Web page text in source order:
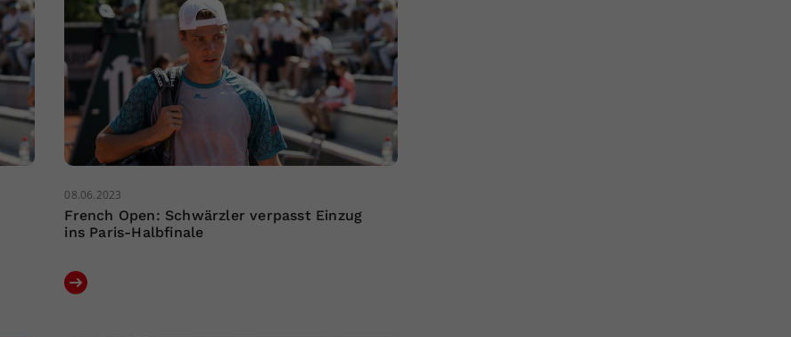
08.06.2023
French Open: Schwärzler verpasst Einzug
ins Paris-Halbfinale